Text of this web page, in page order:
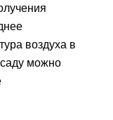
воздуха в
можно